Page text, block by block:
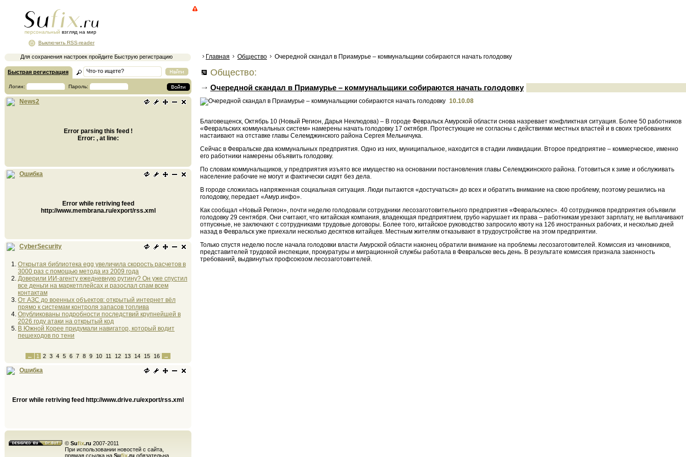
персональный взгляд на мир
Для сохранения настроек пройдите Быструю регистрацию
Выключить RSS-reader
Быстрая регистрация
Логин: Пароль:
News2
Error parsing this feed !
Error: , at line:
Ошибка
Error while retriving feed
http://www.membrana.ru/export/rss.xml
CyberSecurity
Открытая библиотека egg увеличила скорость расчетов в
3000 раз с помощью метода из 2009 года
Доверили ИИ-агенту ежедневную рутину? Он уже спустил
все деньги на маркетплейсах и разослал спам всем
контактам
От АЗС до военных объектов: открытый интернет вёл
прямо к системам контроля запасов топлива
Опубликованы подробности последствий крупнейшей в
2026 году атаки на открытый код
В Южной Корее придумали навигатор, который водит
пешеходов по тени
← 1 2 3 4 5 6 7 8 9 10 11 12 13 14 15 16 →
Ошибка
Error while retriving feed http://www.drive.ru/export/rss.xml
© Sufix.ru 2007-2011
При использовании новостей с сайта,
прямая ссылка на Sufix.ru обязательна
Главная Общество Очередной скандал в Приамурье – коммунальщики собираются начать голодовку
Общество:
Очередной скандал в Приамурье – коммунальщики собираются начать голодовку
10.10.08
Благовещенск, Октябрь 10 (Новый Регион, Дарья Неклюдова) – В городе Февральск Амурской области снова назревает конфликтная ситуация. Более 50 работников
«Февральских коммунальных систем» намерены начать голодовку 17 октября. Протестующие не согласны с действиями местных властей и в своих требованиях
настаивают на отставке главы Селемджинского района Сергея Мельничука.
Сейчас в Февральске два коммунальных предприятия. Одно из них, муниципальное, находится в стадии ликвидации. Второе предприятие – коммерческое, именно
его работники намерены объявить голодовку.
По словам коммунальщиков, у предприятия изъято все имущество на основании постановления главы Селемджинского района. Готовиться к зиме и обслуживать
население рабочие не могут и фактически сидят без дела.
В городе сложилась напряженная социальная ситуация. Люди пытаются «достучаться» до всех и обратить внимание на свою проблему, поэтому решились на
голодовку, передает «Амур.инфо».
Как сообщал «Новый Регион», почти неделю голодовали сотрудники лесозаготовительного предприятия «Февральсклес». 40 сотрудников предприятия объявили
голодовку 29 сентября. Они считают, что китайская компания, владеющая предприятием, грубо нарушает их права – работникам урезают зарплату, не выплачивают
отпускные, не заключают с сотрудниками трудовые договоры. Более того, китайское руководство запросило квоту на 126 иностранных рабочих, и несколько дней
назад в Февральск уже приехали несколько десятков китайцев. Местным жителям отказывают в трудоустройстве на этом предприятии.
Только спустя неделю после начала голодовки власти Амурской области наконец обратили внимание на проблемы лесозаготовителей. Комиссия из чиновников,
представителей трудовой инспекции, прокуратуры и миграционной службы работала в Февральске весь день. В результате комиссия признала законность
требований, выдвинутых профсоюзом лесозаготовителей.